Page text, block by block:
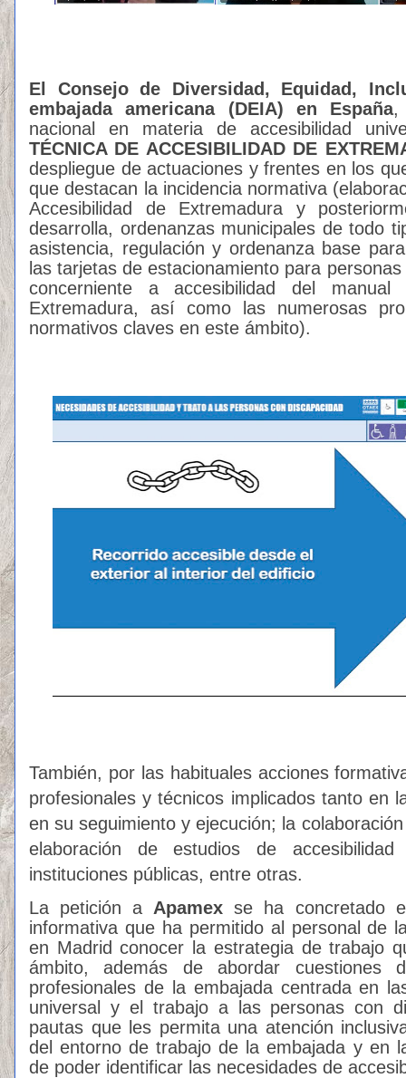
El Consejo de Diversidad, Equidad,
embajada americana (DEIA) en España,
nacional en materia de accesibilidad
TÉCNICA DE ACCESIBILIDAD DE
despliegue de actuaciones y frentes en los
que destacan la incidencia normativa
Accesibilidad de Extremadura y
desarrolla, ordenanzas municipales de todo
asistencia, regulación y ordenanza base
las tarjetas de estacionamiento para
concerniente a accesibilidad del
Extremadura, así como las numerosas
normativos claves en este ámbito).
También, por las habituales acciones
profesionales y técnicos implicados tanto en
en su seguimiento y ejecución; la
elaboración de estudios de
instituciones públicas, entre otras.
La petición a Apamexse ha concretado
informativa que ha permitido al personal de
en Madrid conocer la estrategia de trabajo
ámbito, además de abordar cuestiones
profesionales de la embajada centrada en
universal y el trabajo a las personas con
pautas que les permita una atención
del entorno de trabajo de la embajada y en
de poder identificar las necesidades de